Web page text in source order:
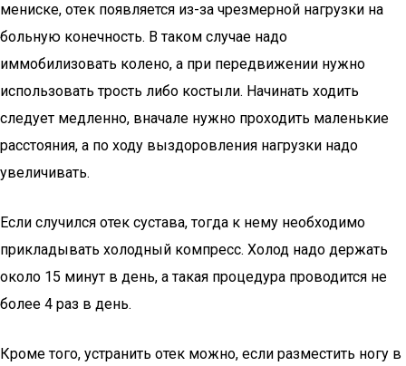
мениске, отек появляется из-за чрезмерной нагрузки на
больную конечность. В таком случае надо
иммобилизовать колено, а при передвижении нужно
использовать трость либо костыли. Начинать ходить
следует медленно, вначале нужно проходить маленькие
расстояния, а по ходу выздоровления нагрузки надо
увеличивать.
Если случился отек сустава, тогда к нему необходимо
прикладывать холодный компресс. Холод надо держать
около 15 минут в день, а такая процедура проводится не
более 4 раз в день.
Кроме того, устранить отек можно, если разместить ногу в